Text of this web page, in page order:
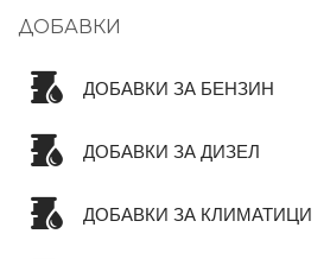
ДОБАВКИ
ДОБАВКИ ЗА БЕНЗИН
ДОБАВКИ ЗА ДИЗЕЛ
ДОБАВКИ ЗА КЛИМАТИЦИ